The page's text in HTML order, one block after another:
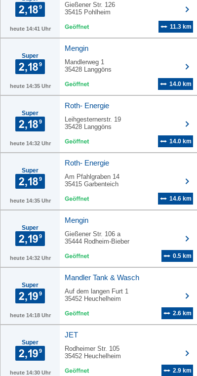
heute 14:41 Uhr
Gießener Str. 126
35415 Pohlheim
11.3 km
Super
heute 14:35 Uhr
Mengin
Mandlerweg 1
35428 Langgöns
14.0 km
Super
heute 14:32 Uhr
Roth- Energie
Leihgesternerstr. 19
35428 Langgöns
14.0 km
Super
heute 14:35 Uhr
Roth- Energie
Am Pfahlgraben 14
35415 Garbenteich
14.6 km
Super
heute 14:32 Uhr
Mengin
Gießener Str. 106 a
35444 Rodheim-Bieber
0.5 km
Super
heute 14:18 Uhr
Mandler Tank & Wasch
Auf dem langen Furt 1
35452 Heuchelheim
2.6 km
Super
heute 14:30 Uhr
JET
Rodheimer Str. 105
35452 Heuchelheim
2.9 km